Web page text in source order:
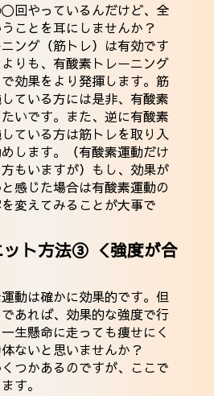
回やっているんだけど、全
ことを耳にしませんか？
ング（筋トレ）は有効です
りも、有酸素トレーニング
効果をより発揮します。筋
ている方には是非、有酸素
いです。また、逆に有酸素
ている方は筋トレを取り入
します。（有酸素運動だけ
もいますが）もし、効果が
感じた場合は有酸素運動の
変えてみることが大事で
ット方法③ ＜強度が合
動は確かに効果的です。但
あれば、効果的な強度で行
生懸命に走っても痩せにく
ないと思いませんか？
つかあるのですが、ここで
す。